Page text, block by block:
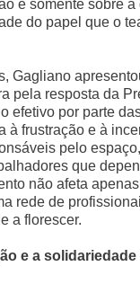
é somente sobre
do papel que o
Gagliano
pela resposta da
efetivo por parte
à frustração e à
pelo
que
não afeta
rede de
a florescer.
e a